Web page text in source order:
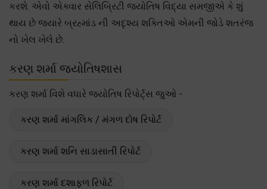
કરશે. એવો એક્વાર સેલિબ્રિટી જ્યોતિષ વિદ્યા સમજીએ કે શું
થાય છે જયારે બ્રહ્માંડ ની અદૃશ્ય શક્તિઓ એમની જોડે શતરંજ
નો ખેલ ખેલે છે.
કરણ શર્મા જ્યોતિષશાસ
કરણ શર્મા વિશે વધારે જ્યોતિષ રિપોર્ટ્સ જુઓ -
કરણ શર્મા માંગલિક / મંગળ દોષ રિપોર્ટ
કરણ શર્મા શનિ સાડાસાતી રિપોર્ટ
કરણ શર્મા દશાફળ રિપોર્ટ